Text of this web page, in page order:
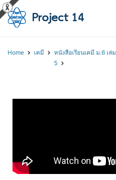
Home เคมี
หนังสือเรียนเคมี ม.6 เล่ม
5